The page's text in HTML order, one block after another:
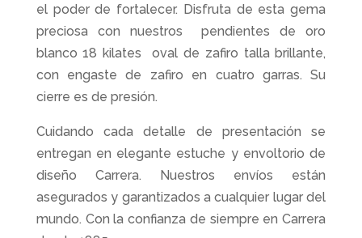
el poder de fortalecer. Disfruta de esta gema
preciosa con nuestros pendientes de oro
blanco 18 kilates oval de zafiro talla brillante,
con engaste de zafiro en cuatro garras. Su
cierre es de presión.
Cuidando cada detalle de presentación se
entregan en elegante estuche y envoltorio de
diseño Carrera. Nuestros envíos están
asegurados y garantizados a cualquier lugar del
mundo. Con la confianza de siempre en Carrera